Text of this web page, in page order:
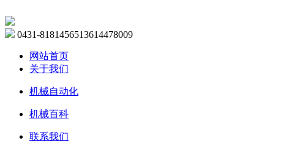
0431-8181456513614478009
网站首页
关于我们
机械自动化
机械百科
联系我们